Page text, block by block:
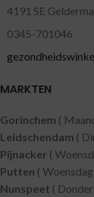
4191 SE
0345-701046
MARKTEN
Gorinchem (
Leidschendam (
Pijnacker (
Putten (
Nunspeet (